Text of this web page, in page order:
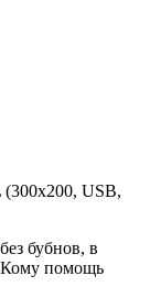
USB,
бубнов, в
Кому помощь